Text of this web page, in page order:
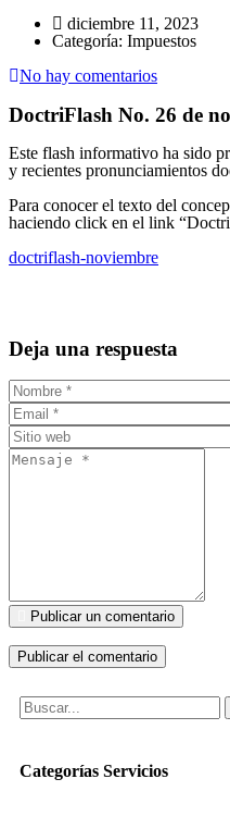
diciembre 11, 2023
Categoría: Impuestos
No hay comentarios
DoctriFlash No. 26 de
Este flash informativo ha sido
y recientes pronunciamientos
Para conocer el texto del
haciendo click en el link
doctriflash-noviembre
Deja una respuesta
Publicar un comentario
Categorías Servicios